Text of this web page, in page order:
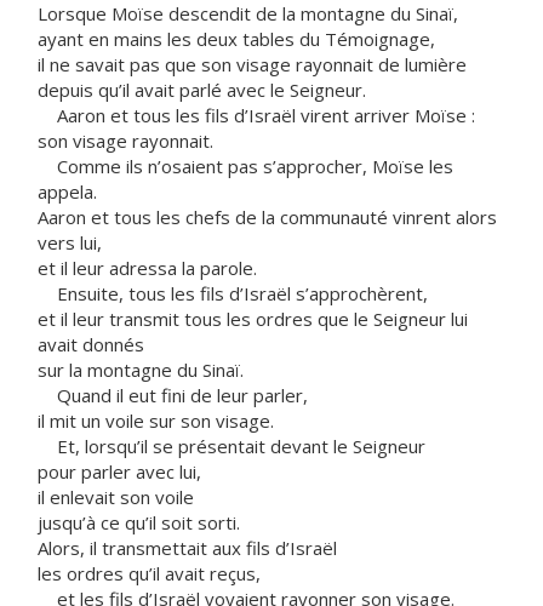
Lorsque Moïse descendit de la montagne du Sinaï,
ayant en mains les deux tables du Témoignage,
il ne savait pas que son visage rayonnait de lumière
depuis qu’il avait parlé avec le Seigneur.
Aaron et tous les fils d’Israël virent arriver Moïse :
son visage rayonnait.
Comme ils n’osaient pas s’approcher, Moïse les
appela.
Aaron et tous les chefs de la communauté vinrent alors
vers lui,
et il leur adressa la parole.
Ensuite, tous les fils d’Israël s’approchèrent,
et il leur transmit tous les ordres que le Seigneur lui
avait donnés
sur la montagne du Sinaï.
Quand il eut fini de leur parler,
il mit un voile sur son visage.
Et, lorsqu’il se présentait devant le Seigneur
pour parler avec lui,
il enlevait son voile
jusqu’à ce qu’il soit sorti.
Alors, il transmettait aux fils d’Israël
les ordres qu’il avait reçus,
et les fils d’Israël voyaient rayonner son visage.